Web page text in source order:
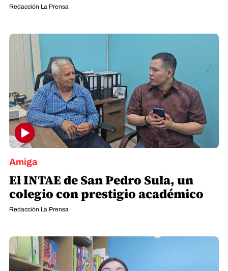
Redacción La Prensa
Amiga
El INTAE de San Pedro Sula, un
colegio con prestigio académico
Redacción La Prensa